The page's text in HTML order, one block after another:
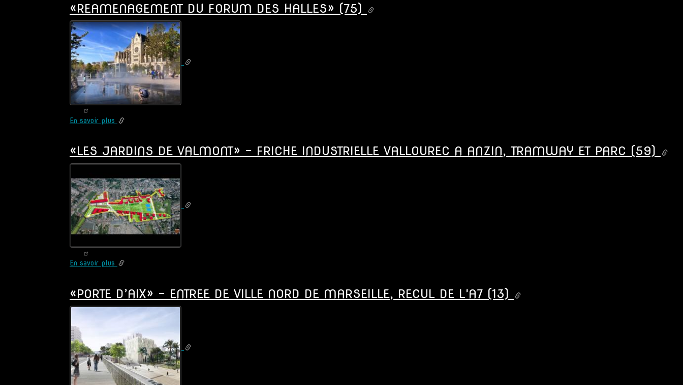
DES
-
ESPACES
LIES
AU
TRANSPORT
ET
A
LA
(75)
«REAMENAGEMENT DU FORUM DES HALLES» (75)
En savoir plus sur
FORUM
(75)
«LES JARDINS DE VALMONT» - FRICHE INDUSTRIELLE VALLOUREC A ANZIN, TRAMWAY ET PARC (59)
En savoir plus sur
DE
INDUSTRIELLE
VALLOUREC
A
ANZIN,
TRAMWAY
«PORTE D’AIX» - ENTREE DE VILLE NORD DE MARSEILLE, RECUL DE L'A7 (13)